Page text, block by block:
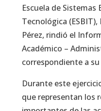
Escuela de
Tecnológica (ESBIT),
Pérez, rindió el
Académico –
correspondiente a
Durante este
que representan los